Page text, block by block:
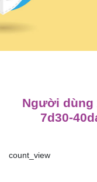
Người dùng
7d30-
count_view